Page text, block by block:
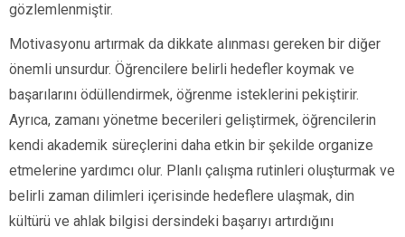
gözlemlenmiştir.
Motivasyonu artırmak da dikkate alınması gereken bir diğer
önemli unsurdur. Öğrencilere belirli hedefler koymak ve
başarılarını ödüllendirmek, öğrenme isteklerini pekiştirir.
Ayrıca, zamanı yönetme becerileri geliştirmek, öğrencilerin
kendi akademik süreçlerini daha etkin bir şekilde organize
etmelerine yardımcı olur. Planlı çalışma rutinleri oluşturmak ve
belirli zaman dilimleri içerisinde hedeflere ulaşmak, din
kültürü ve ahlak bilgisi dersindeki başarıyı artırdığını